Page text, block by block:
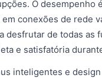
O desempenho
conexões de rede
desfrutar de todas as
e satisfatória
inteligentes e